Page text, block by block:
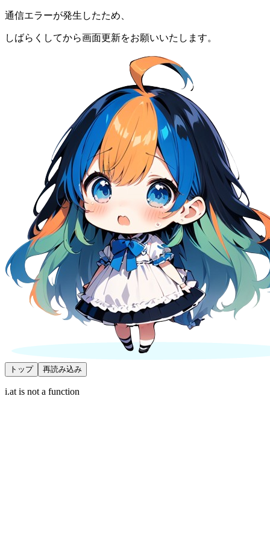
通信エラーが発生したため、
しばらくしてから画面更新をお願いいたします。
トップ 再読み込み
i.at is not a function